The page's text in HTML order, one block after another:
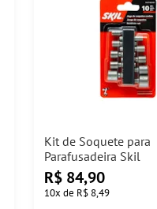
Kit de Soquete para
Parafusadeira Skil
R$ 84,90
10x de R$ 8,49